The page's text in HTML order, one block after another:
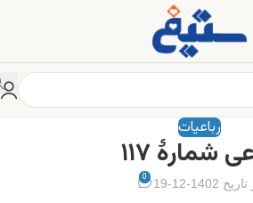
رباعیات
شمارهٔ ۱۱۷
1402-12-19
0